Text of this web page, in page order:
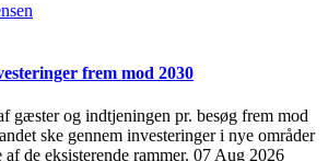
frem mod 2030
gæster og indtjeningen pr. besøg frem mod
ske gennem investeringer i nye områder
de eksisterende rammer. 07 Aug 2026